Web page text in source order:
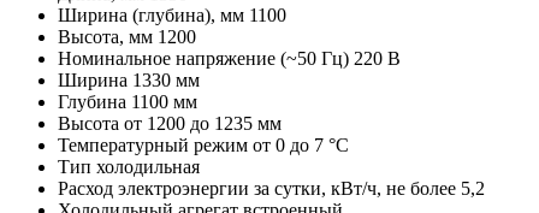
Ширина (глубина), мм 1100
Высота, мм 1200
Номинальное напряжение (~50 Гц) 220 В
Ширина 1330 мм
Глубина 1100 мм
Высота от 1200 до 1235 мм
Температурный режим от 0 до 7 °C
Тип холодильная
Расход электроэнергии за сутки, кВт/ч, не более 5,2